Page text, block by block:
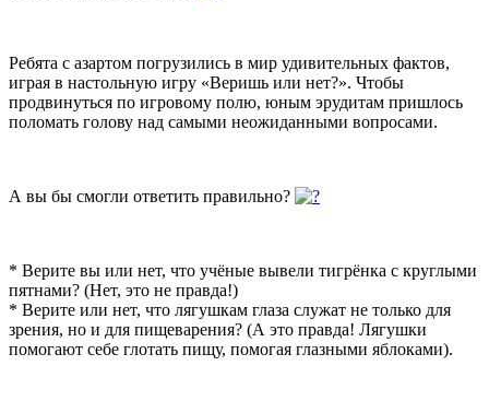
Ребята с азартом погрузились в мир удивительных фактов,
играя в настольную игру «Веришь или нет?». Чтобы
продвинуться по игровому полю, юным эрудитам пришлось
поломать голову над самыми неожиданными вопросами.
А вы бы смогли ответить правильно?
* Верите вы или нет, что учёные вывели тигрёнка с круглыми
пятнами? (Нет, это не правда!)
* Верите или нет, что лягушкам глаза служат не только для
зрения, но и для пищеварения? (А это правда! Лягушки
помогают себе глотать пищу, помогая глазными яблоками).